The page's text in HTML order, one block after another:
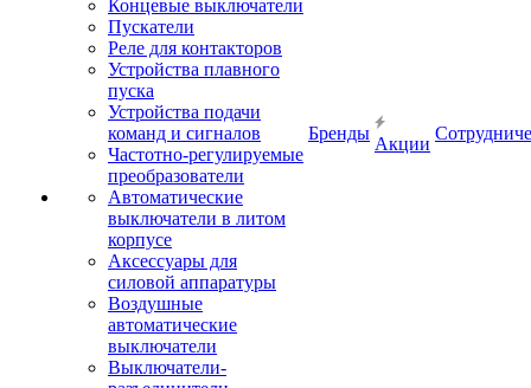
Концевые выключатели
Пускатели
Реле для контакторов
Устройства плавного
пуска
Устройства подачи
команд и сигналов
Частотно-регулируемые
преобразователи
Автоматические
выключатели в литом
корпусе
Аксессуары для
силовой аппаратуры
Воздушные
автоматические
выключатели
Выключатели-
Бренды
Акции